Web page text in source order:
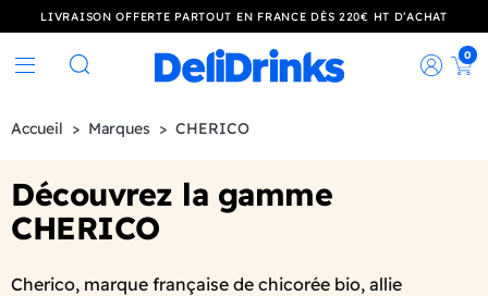
LIVRAISON OFFERTE PARTOUT EN FRANCE DÈS 220€ HT D’ACHAT
Rechercher
0
Accueil Marques CHERICO
Découvrez la gamme
CHERICO
Cherico, marque française de chicorée bio, allie